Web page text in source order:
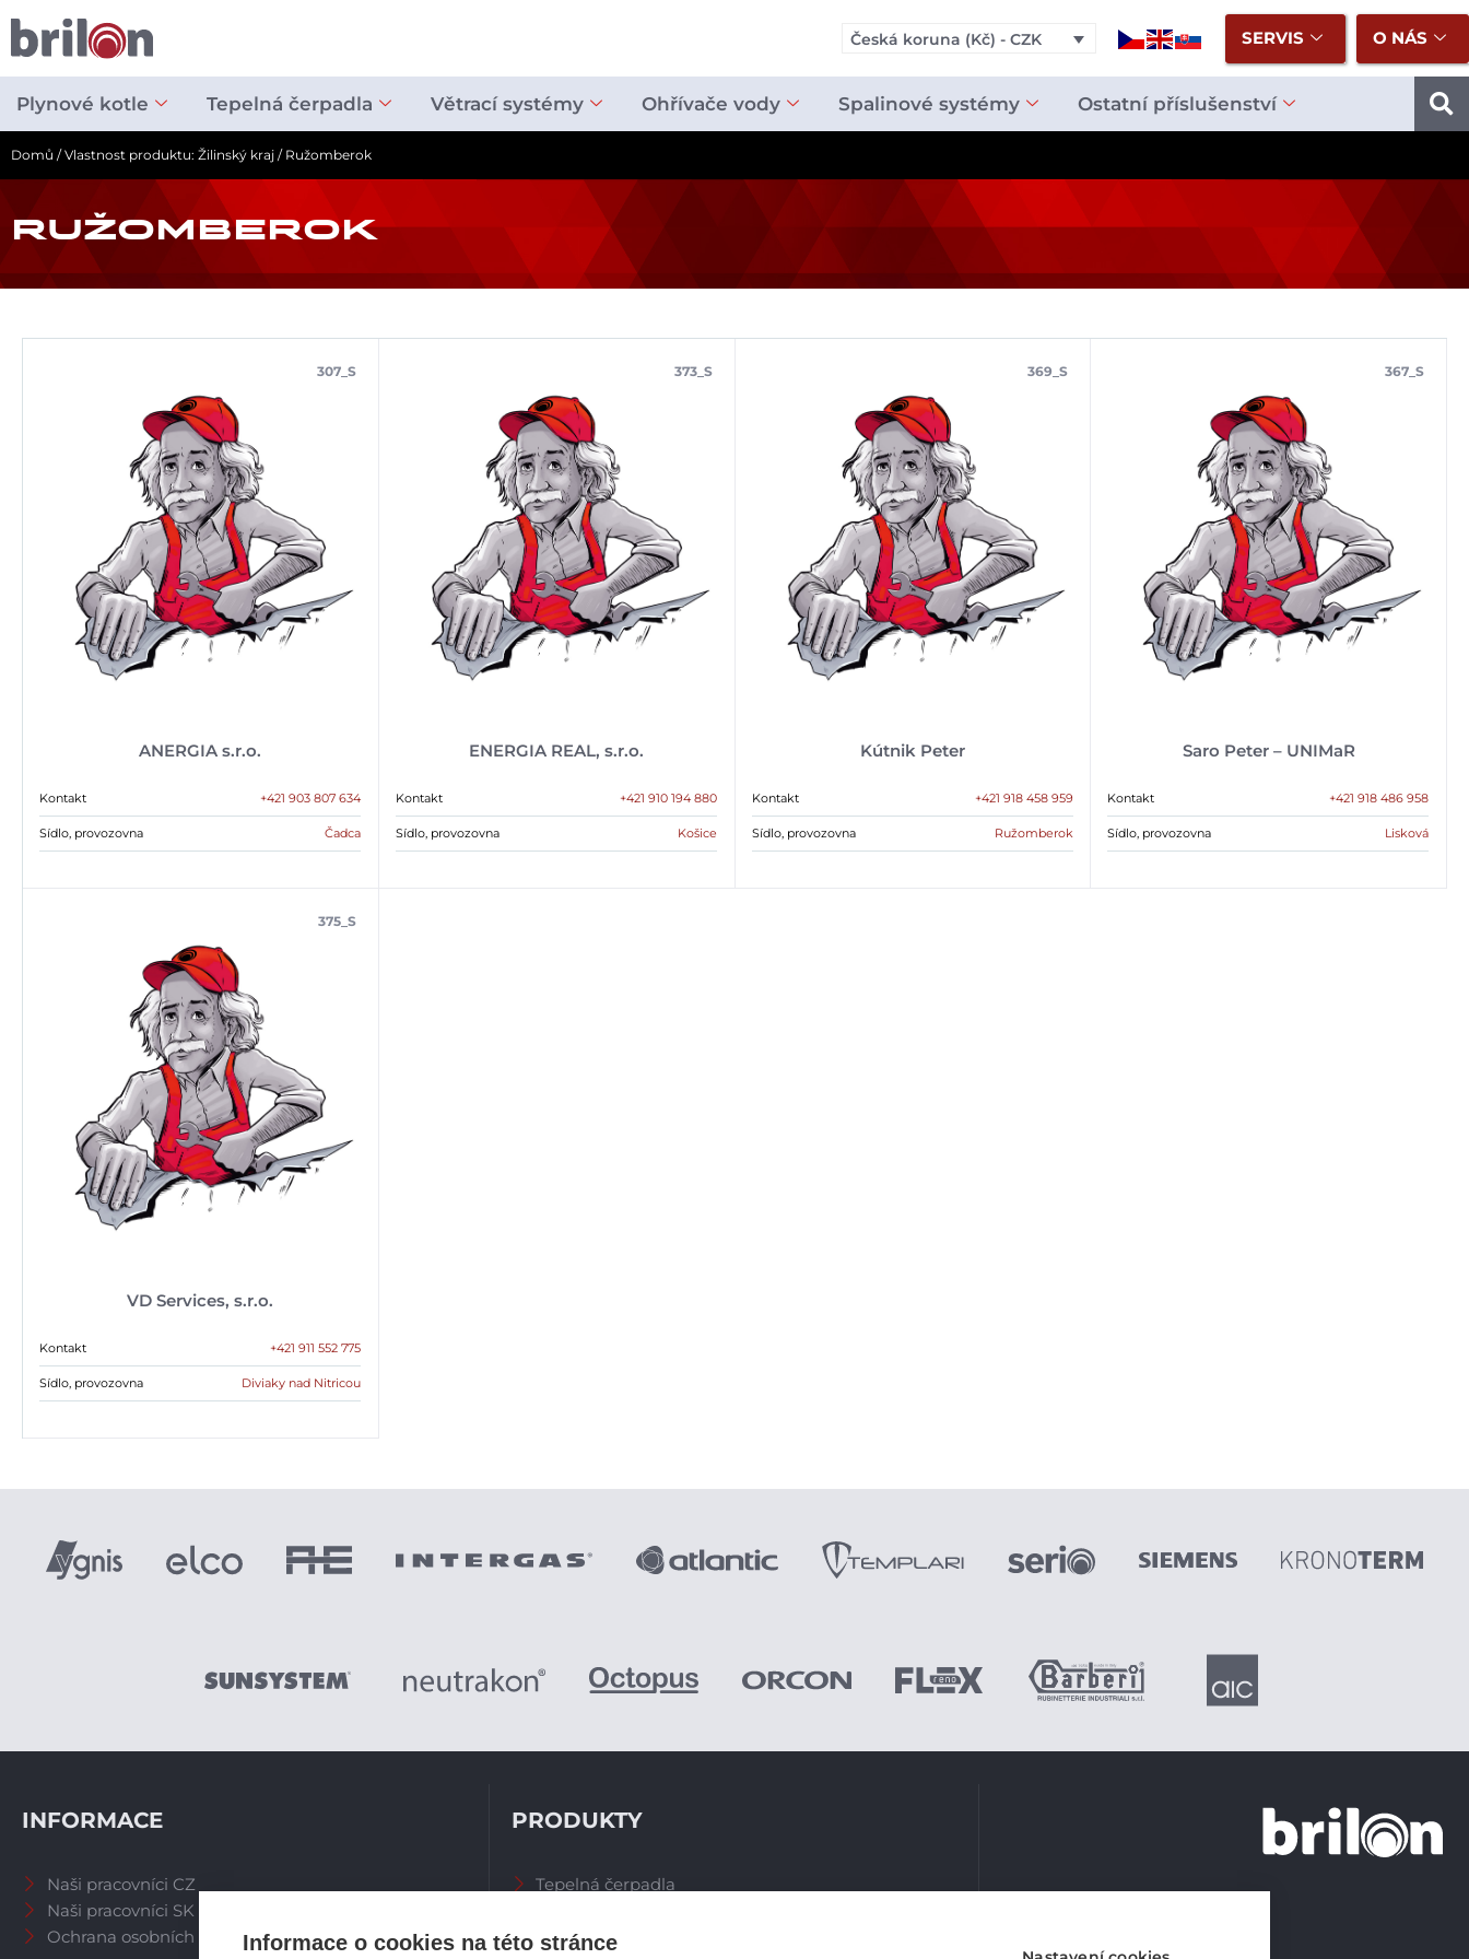
Informace o cookies na této stránce
obsah
Česká koruna (Kč) - CZK SERVIS O NÁS
Plynové kotle Tepelná čerpadla Větrací systémy Ohřívače vody Spalinové systémy Ostatní příslušenství
Domů / Vlastnost produktu: Žilinský kraj / Ružomberok
RUŽOMBEROK
ANERGIA s.r.o.
307_S
Kontakt +421 903 807 634
Sídlo, provozovna Čadca
ENERGIA REAL, s.r.o.
373_S
Kontakt +421 910 194 880
Sídlo, provozovna Košice
Kútnik Peter
369_S
Kontakt +421 918 458 959
Sídlo, provozovna Ružomberok
Saro Peter – UNIMaR
367_S
Kontakt +421 918 486 958
Sídlo, provozovna Lisková
VD Services, s.r.o.
375_S
Kontakt +421 911 552 775
Sídlo, provozovna Diviaky nad Nitricou
INFORMACE
Naši pracovníci CZ
Naši pracovníci SK
Ochrana osobních údajů
PRODUKTY
Tepelná čerpadla
Zásobníky TV